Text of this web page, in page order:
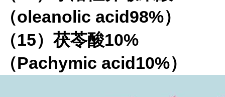
（oleanolic acid98%）
（15）茯苓酸10%
（Pachymic acid10%）